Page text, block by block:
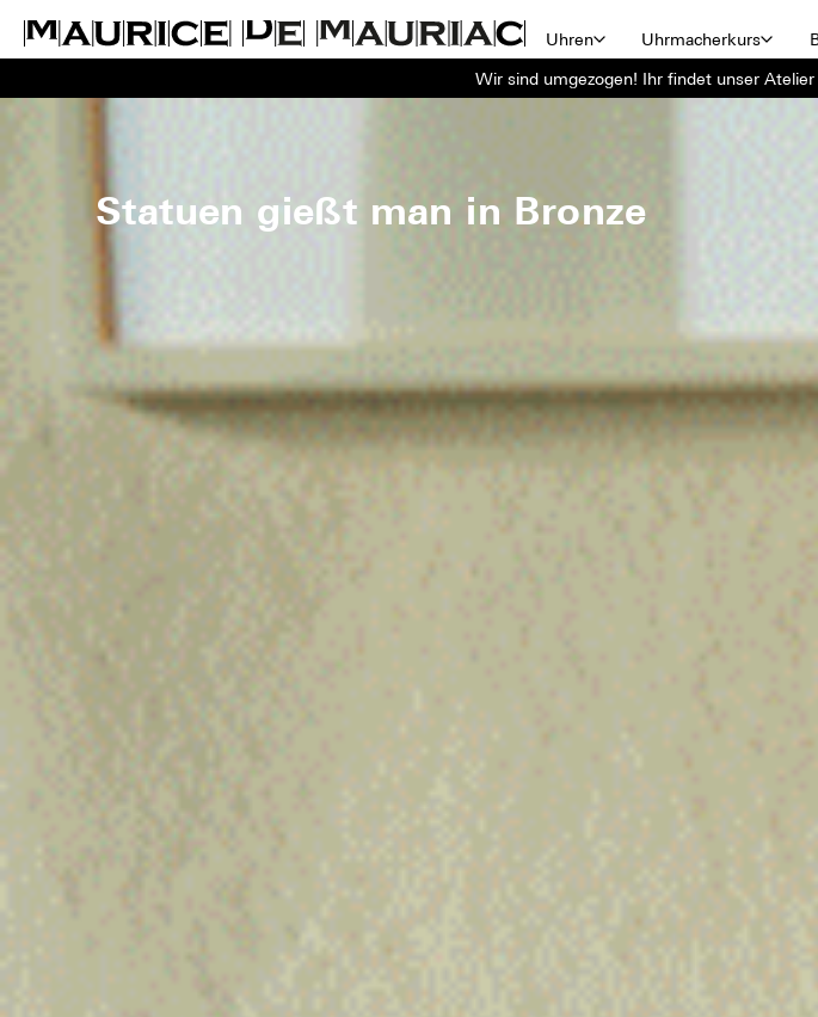
Uhren Uhrmacherkurs
Wir sind umgezogen! Ihr findet unser
Statuen gießt man in Bronze